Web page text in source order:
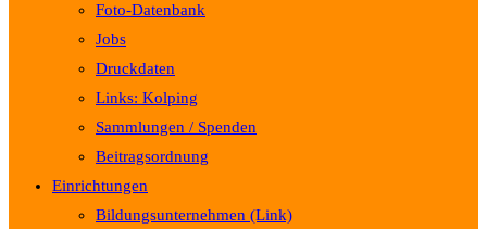
Foto-Datenbank
Jobs
Druckdaten
Links: Kolping
Sammlungen / Spenden
Beitragsordnung
Einrichtungen
Bildungsunternehmen (Link)